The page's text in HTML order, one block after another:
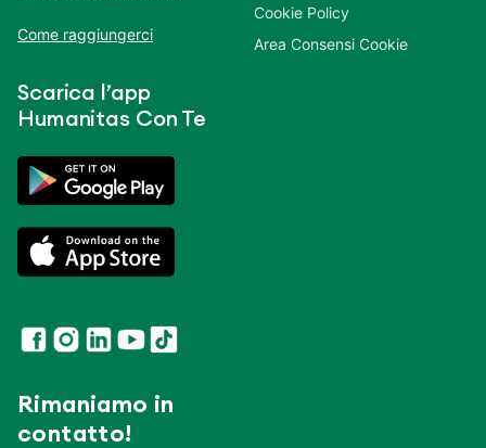
Come raggiungerci
Scarica l’app
Humanitas Con Te
Rimaniamo in
contatto!
Cookie Policy
Area Consensi Cookie